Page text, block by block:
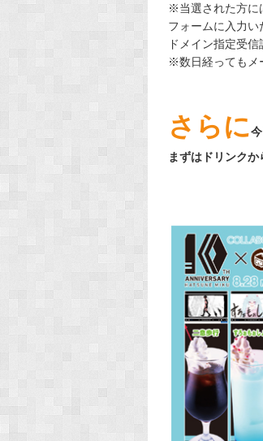
※当選された方に
フォームに入力い
ドメイン指定受
※数日経ってもメ
さらに
まずはドリンクか